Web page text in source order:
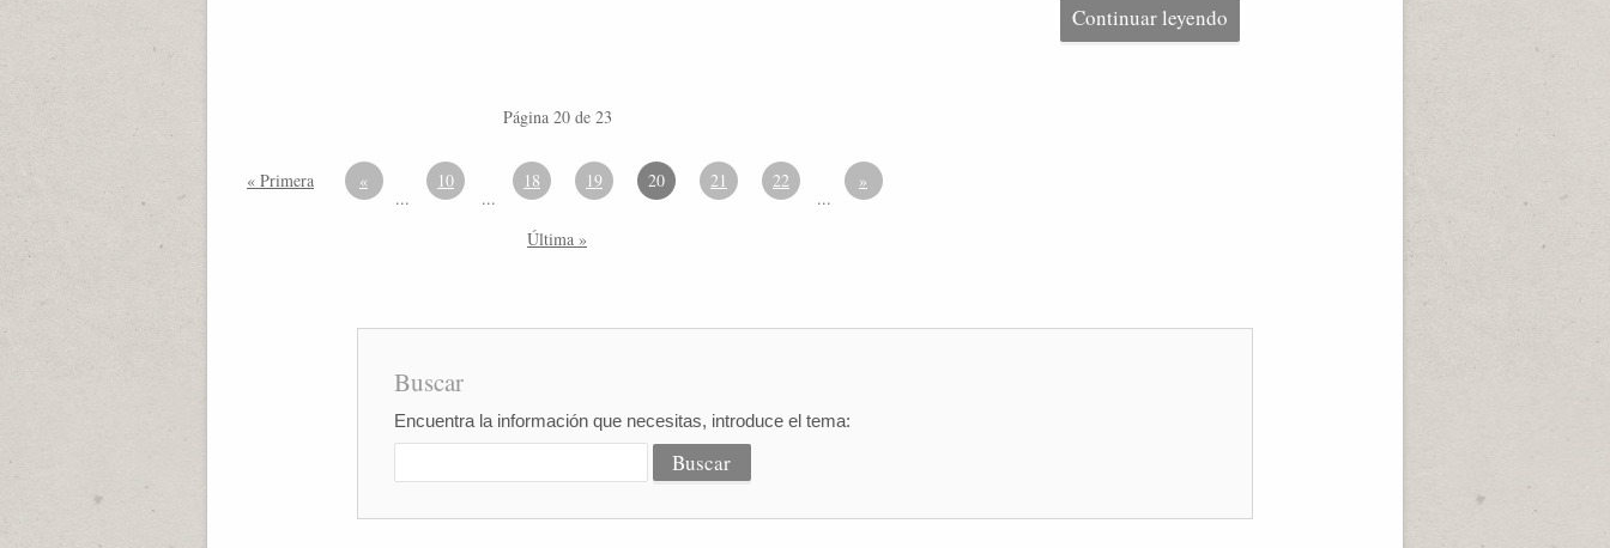
Continuar leyendo
Página 20 de 23
« Primera «
...
10
...
18 19 20 21 22
...
»
Última »
Buscar
Encuentra la información que necesitas, introduce el tema: